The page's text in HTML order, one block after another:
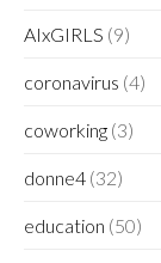
AIxGIRLS (9)
coronavirus (4)
coworking (3)
donne4 (32)
education (50)